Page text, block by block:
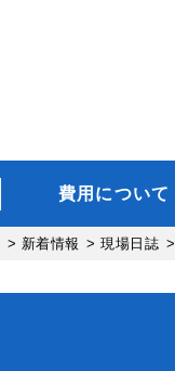
費用について
> 新着情報 > 現場日誌 >